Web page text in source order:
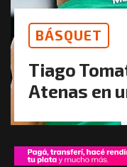
BÁSQUET
Tiago
Atenas en